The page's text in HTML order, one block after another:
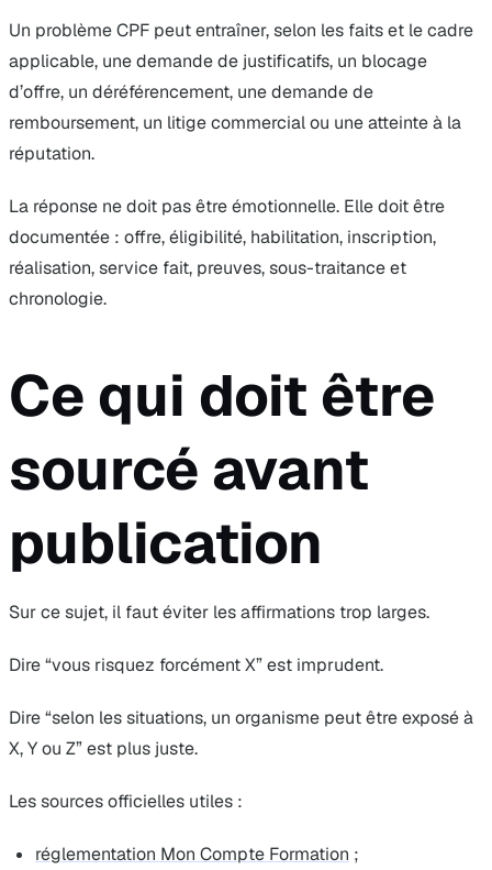
Un problème CPF peut entraîner, selon les faits et le cadre
applicable, une demande de justificatifs, un blocage
d’offre, un déréférencement, une demande de
remboursement, un litige commercial ou une atteinte à la
réputation.
La réponse ne doit pas être émotionnelle. Elle doit être
documentée : offre, éligibilité, habilitation, inscription,
réalisation, service fait, preuves, sous-traitance et
chronologie.
Ce qui doit être
sourcé avant
publication
Sur ce sujet, il faut éviter les affirmations trop larges.
Dire “vous risquez forcément X” est imprudent.
Dire “selon les situations, un organisme peut être exposé à
X, Y ou Z” est plus juste.
Les sources officielles utiles :
réglementation Mon Compte Formation ;